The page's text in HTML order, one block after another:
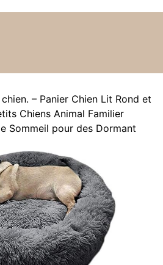
– Panier Chien Lit Rond et
Chiens Animal Familier
Sommeil pour des Dormant